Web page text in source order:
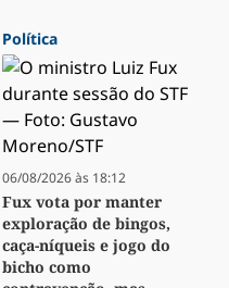
Política
06/08/2026 às 18:12
Fux vota por manter
exploração de bingos,
caça-níqueis e jogo do
bicho como